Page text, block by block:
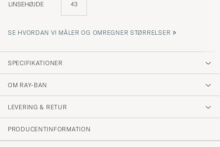
LINSEHØJDE 43
SE HVORDAN VI MÅLER OG OMREGNER STØRRELSER »
SPECIFIKATIONER
OM RAY-BAN
LEVERING & RETUR
PRODUCENTINFORMATION